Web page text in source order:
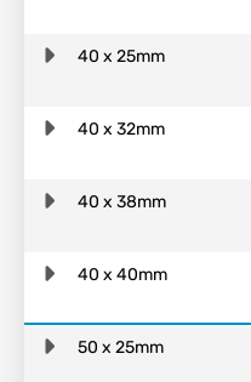
40 x 25mm
40 x 32mm
40 x 38mm
40 x 40mm
50 x 25mm